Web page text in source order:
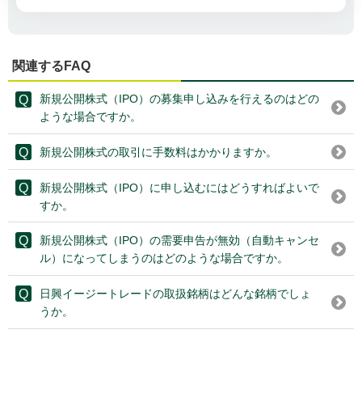
関連するFAQ
新規公開株式（IPO）の募集申し込みを行えるのはどの
ような場合ですか。
新規公開株式の取引に手数料はかかりますか。
新規公開株式（IPO）に申し込むにはどうすればよいで
すか。
新規公開株式（IPO）の需要申告が無効（自動キャンセ
ル）になってしまうのはどのような場合ですか。
日興イージートレードの取扱銘柄はどんな銘柄でしょ
うか。